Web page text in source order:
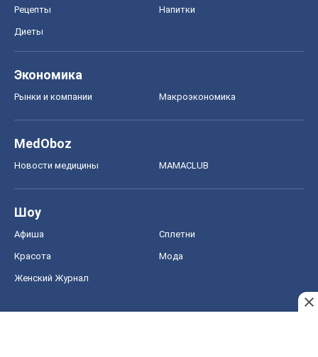
Рецепты Напитки
Диеты
Экономика
Рынки и компании Mакроэкономика
MedOboz
Новости медицины MAMACLUB
Шоу
Афиша Сплетни
Красота Мода
Женский Журнал